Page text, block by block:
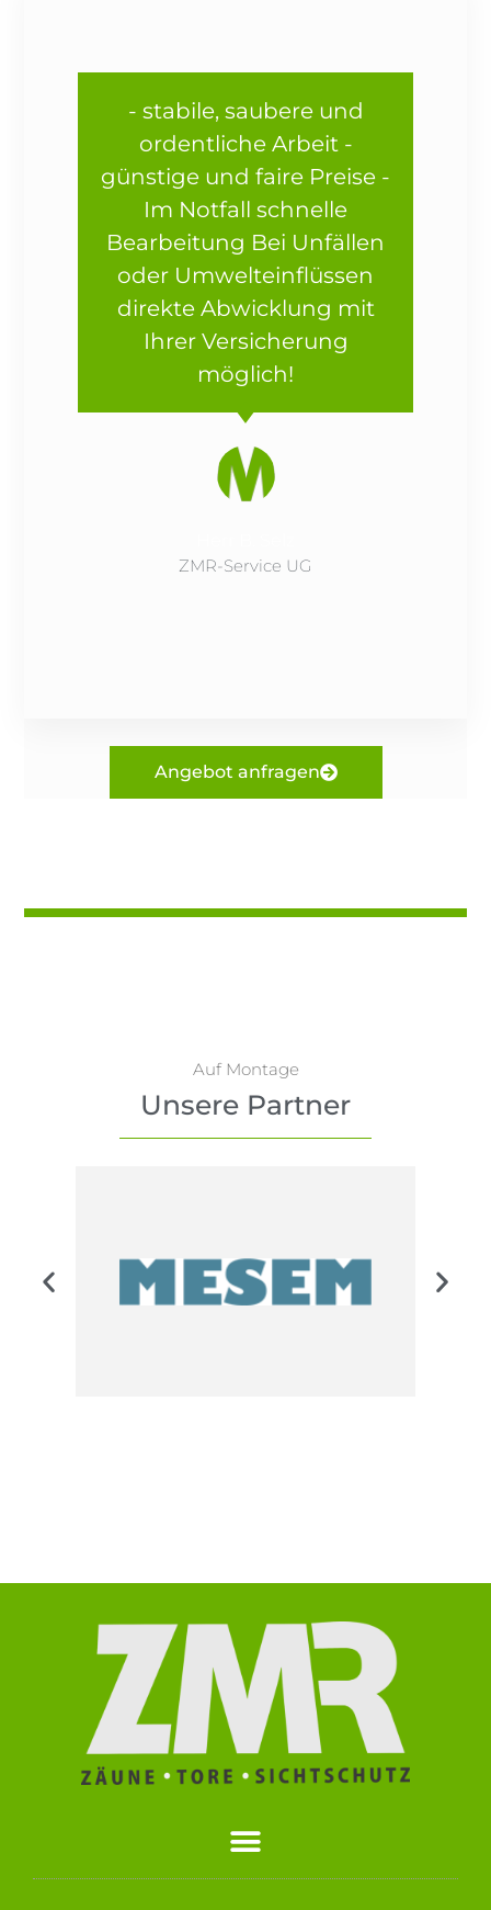
- stabile, saubere und
ordentliche Arbeit -
günstige und faire Preise -
Im Notfall schnelle
Bearbeitung Bei Unfällen
oder Umwelteinflüssen
direkte Abwicklung mit
Ihrer Versicherung
möglich!
ZMR-Service UG
Angebot anfragen
Auf Montage
Unsere Partner